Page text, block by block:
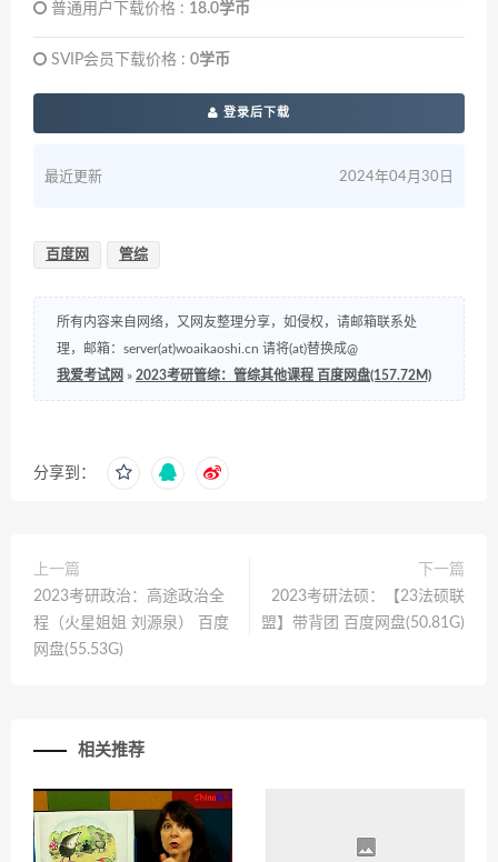
普通用户下载价格 : 18.0学币
SVIP会员下载价格 : 0学币
登录后下载
最近更新 2024年04月30日
百度网 管综
所有内容来自网络，又网友整理分享，如侵权，请邮箱联系处
理，邮箱：server(at)woaikaoshi.cn 请将(at)替换成@
我爱考试网 » 2023考研管综：管综其他课程 百度网盘(157.72M)
分享到：
上一篇
2023考研政治：高途政治全
程（火星姐姐 刘源泉） 百度
网盘(55.53G)
下一篇
2023考研法硕：【23法硕联
盟】带背团 百度网盘(50.81G)
相关推荐